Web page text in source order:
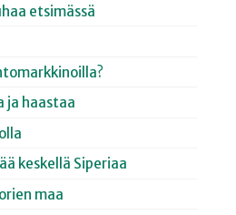
etsimässä
ja haastaa
keskellä Siperiaa
maa